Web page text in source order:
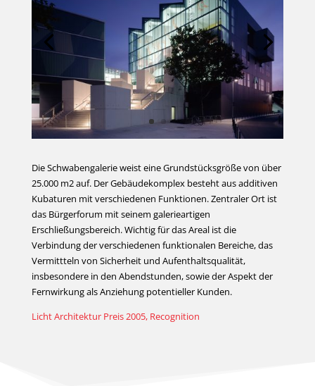
Die Schwabengalerie weist eine Grundstücksgröße von über
25.000 m2 auf. Der Gebäudekomplex besteht aus additiven
Kubaturen mit verschiedenen Funktionen. Zentraler Ort ist
das Bürgerforum mit seinem galerieartigen
Erschließungsbereich. Wichtig für das Areal ist die
Verbindung der verschiedenen funktionalen Bereiche, das
Vermittteln von Sicherheit und Aufenthaltsqualität,
insbesondere in den Abendstunden, sowie der Aspekt der
Fernwirkung als Anziehung potentieller Kunden.
Licht Architektur Preis 2005, Recognition